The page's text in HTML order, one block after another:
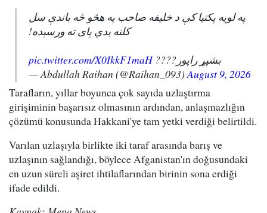
په لویه پکتیا کې د خلیفه صاحب په هڅو څه باندې سل
کلنه بدي پای ته ورسېده!
بشپړ راپور????pic.twitter.com/X0IkkF1maH
— Abdullah Raihan (@Raihan_093)August 9, 2026
Tarafların, yıllar boyunca çok sayıda uzlaştırma
girişiminin başarısız olmasının ardından, anlaşmazlığın
çözümü konusunda Hakkani'ye tam yetki verdiği belirtildi.
Varılan uzlaşıyla birlikte iki taraf arasında barış ve
uzlaşının sağlandığı, böylece Afganistan'ın doğusundaki
en uzun süreli aşiret ihtilaflarından birinin sona erdiği
ifade edildi.